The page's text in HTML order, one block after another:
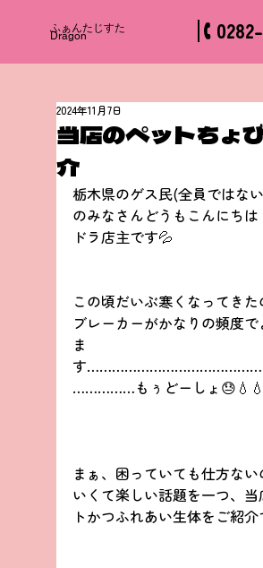
​ふぁんたじすた
Dragon
当店のペットちょ
介
2024年11月7日
栃木県のゲス民(全員ではな
のみなさんどうもこんにちは
ドラ店主です💦
この頃だいぶ寒くなってき
ブレーカーがかなりの頻度で
ま
す
……………もぅどーしょ
まぁ、困っていても仕方ない
いくて楽しい話題を一つ、当
トかつふれあい生体をご紹